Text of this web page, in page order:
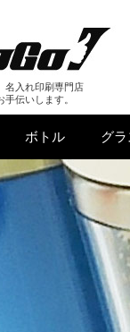
名入れ印刷専門店
伝いします。
ボトル グ